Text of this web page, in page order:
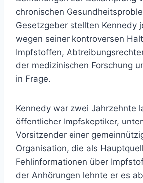
chronischen
Gesetzgeber stellten Kennedy
wegen seiner kontroversen
Impfstoffen,
der medizinischen Forschung
in Frage.
Kennedy war zwei Jahrzehnte
öffentlicher Impfskeptiker,
Vorsitzender einer
Organisation, die als
Fehlinformationen über
der Anhörungen lehnte er es